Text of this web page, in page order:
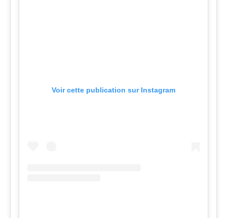
Voir cette publication sur Instagram